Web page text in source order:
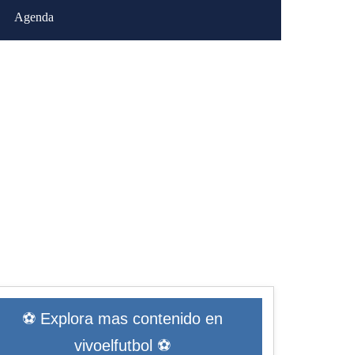
Agenda
⚽ Explora mas contenido en
vivoelfutbol ⚽